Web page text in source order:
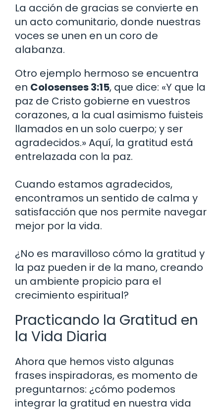
La acción de gracias se convierte en
un acto comunitario, donde nuestras
voces se unen en un coro de
alabanza.
Otro ejemplo hermoso se encuentra
en Colosenses 3:15, que dice: «Y que la
paz de Cristo gobierne en vuestros
corazones, a la cual asimismo fuisteis
llamados en un solo cuerpo; y ser
agradecidos.» Aquí, la gratitud está
entrelazada con la paz.
Cuando estamos agradecidos,
encontramos un sentido de calma y
satisfacción que nos permite navegar
mejor por la vida.
¿No es maravilloso cómo la gratitud y
la paz pueden ir de la mano, creando
un ambiente propicio para el
crecimiento espiritual?
Practicando la Gratitud en
la Vida Diaria
Ahora que hemos visto algunas
frases inspiradoras, es momento de
preguntarnos: ¿cómo podemos
integrar la gratitud en nuestra vida